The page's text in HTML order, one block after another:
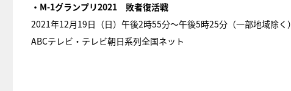
・M-1グランプリ2021 敗者復活戦
2021年12月19日（日）午後2時55分～午後5時25分（一部地域除く）
ABCテレビ・テレビ朝日系列全国ネット